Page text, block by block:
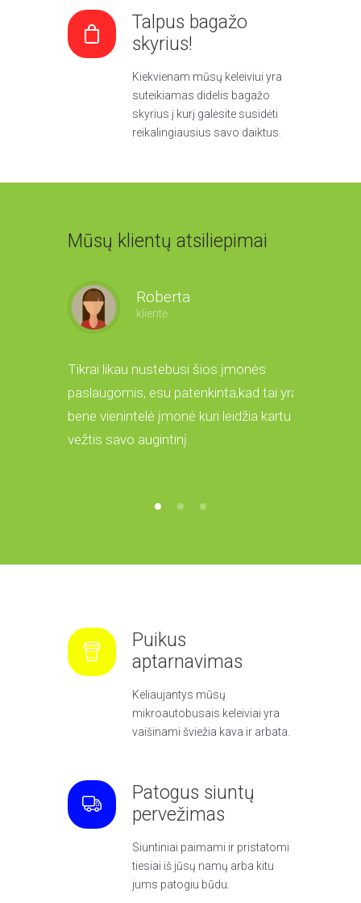
Talpus bagažo
skyrius!
Kiekvienam mūsų keleiviui yra
suteikiamas didelis bagažo
skyrius į kurį galėsite susidėti
reikalingiausius savo daiktus.
Mūsų klientų atsiliepimai
Roberta
klientė
Tikrai likau nustebusi šios įmonės
paslaugomis, esu patenkinta,kad tai yra
bene vienintelė įmonė kuri leidžia kartu
vežtis savo augintinį.
Benas
klientas
Prieš keletą mėnesių siunčiau siuntą iš
Anglijos į Lietuvą savo vaikams ir tikrai
buvau patenkintas greitu ir kokybišku
aptarnavimu!
Puikus
aptarnavimas
Keliaujantys mūsų
mikroautobusais keleiviai yra
vaišinami šviežia kava ir arbata.
Patogus siuntų
pervežimas
Siuntiniai paimami ir pristatomi
tiesiai iš jūsų namų arba kitu
jums patogiu būdu.